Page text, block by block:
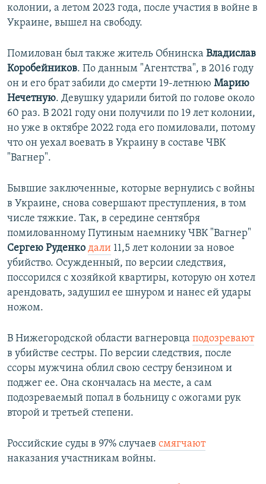
колонии, а летом 2023 года, после участия в войне в
Украине, вышел на свободу.
Помилован был также житель Обнинска Владислав
Коробейников. По данным "Агентства", в 2016 году
он и его брат забили до смерти 19-летнюю Марию
Нечетную. Девушку ударили битой по голове около
60 раз. В 2021 году они получили по 19 лет колонии,
но уже в октябре 2022 года его помиловали, потому
что он уехал воевать в Украину в составе ЧВК
"Вагнер".
Бывшие заключенные, которые вернулись с войны
в Украине, снова совершают преступления, в том
числе тяжкие. Так, в середине сентября
помилованному Путиным наемнику ЧВК "Вагнер"
Сергею Руденко дали 11,5 лет колонии за новое
убийство. Осужденный, по версии следствия,
поссорился с хозяйкой квартиры, которую он хотел
арендовать, задушил ее шнуром и нанес ей удары
ножом.
В Нижегородской области вагнеровца подозревают
в убийстве сестры. По версии следствия, после
ссоры мужчина облил свою сестру бензином и
поджег ее. Она скончалась на месте, а сам
подозреваемый попал в больницу с ожогами рук
второй и третьей степени.
Российские суды в 97% случаев смягчают
наказания участникам войны.